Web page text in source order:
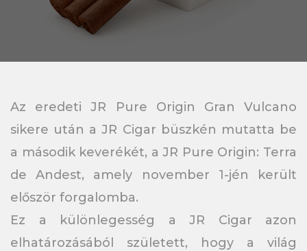
Az eredeti JR Pure Origin Gran Vulcano
sikere után a JR Cigar büszkén mutatta be
a második keverékét, a JR Pure Origin: Terra
de Andest, amely november 1-jén került
először forgalomba.
Ez a különlegesség a JR Cigar azon
elhatározásából született, hogy a világ